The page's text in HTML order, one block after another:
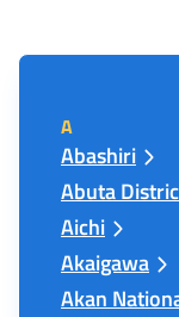
A
Abashiri
Abuta
Aichi
Akaigawa
Akan